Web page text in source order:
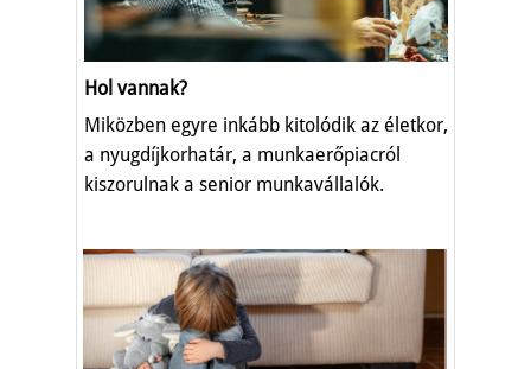
Hol vannak?
Miközben egyre inkább kitolódik az életkor,
a nyugdíjkorhatár, a munkaerőpiacról
kiszorulnak a senior munkavállalók.